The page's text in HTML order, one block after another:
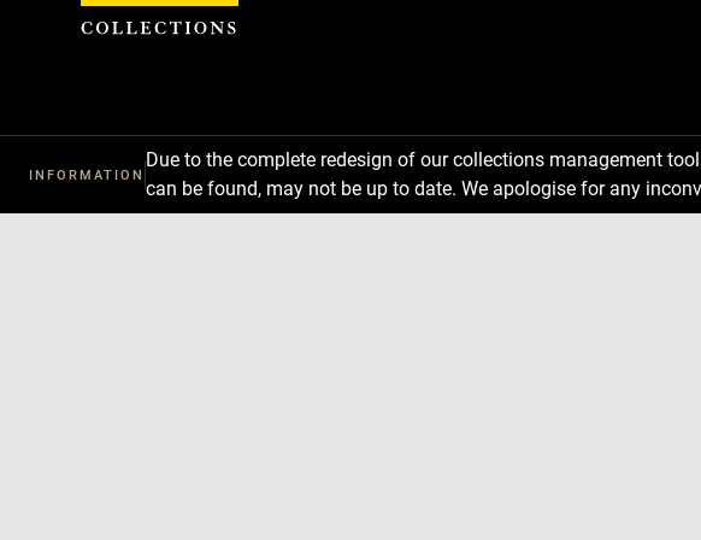
INFORMATION
Due to the complete redesign of our collections management
can be found, may not be up to date. We apologise for any
Cookies management panel